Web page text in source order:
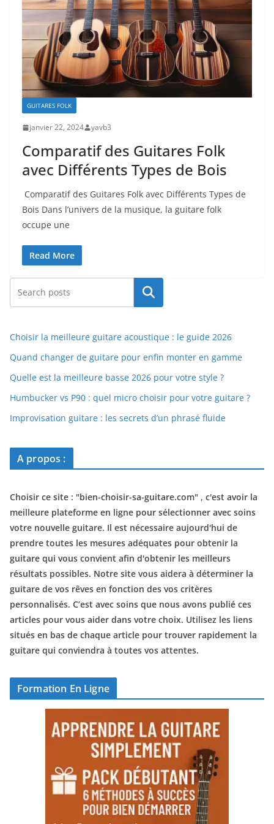
GUITARES FOLK
janvier 22, 2024 yavb3
Comparatif des Guitares Folk
avec Différents Types de Bois
⁣ Comparatif des ⁢Guitares Folk avec Différents Types de
Bois Dans l’univers de la musique, ​la ‌guitare folk
occupe ‍une
Read More
Rechercher
Choisir la meilleure guitare acoustique : le guide 2026
Quand changer de guitare pour enfin monter en gamme
Quelle est la meilleure basse 2026 pour votre style ?
Humbucker vs P90 : quel micro choisir pour votre guitare ?
Improvisation guitare : les secrets d’un phrasé fluide
A propos :
Choisir ce site : "bien-choisir-sa-guitare.com" , c'est avoir la
meilleure plateforme en ligne pour sélectionner avec soins
votre nouvelle guitare. Il est nécessaire aujourd'hui de
prendre toutes les mesures adéquates pour obtenir la
guitare qui vous convient afin d'obtenir les meilleurs
résultats possibles. Notre site vous aidera à déterminer la
guitare de vos rêves en fonction des vos critères
personnalisés. C’est avec soins que nous avons publié ces
articles pour vous aider dans votre choix. Utilisez les liens
situés en bas de chaque article pour trouver rapidement la
guitare qui conviendra à toutes vos attentes.
Formation En Ligne